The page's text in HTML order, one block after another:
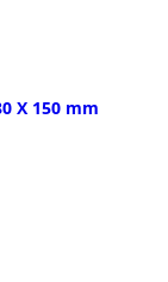
X 150 mm